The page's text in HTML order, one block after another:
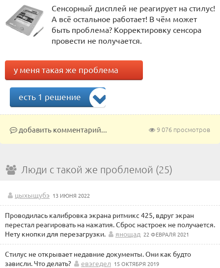
Сенсорный дисплей не реагирует на стилус!
А всё остальное работает! В чём может
быть проблема? Корректировку сенсора
провести не получается.
у меня такая же проблема
есть 1 решение
9 076 просмотров
добавить комментарий...
Люди с такой же проблемой (25)
цыхыщубэ 13 ИЮНЯ 2022
Проводилась калибровка экрана ритмикс 425, вдруг экран
перестал реагировать на нажатия. Сброс настроек не получается.
Нету кнопки для перезагрузки.
янощад 22 ФЕВРАЛЯ 2021
Стилус не открывает недавние документы. Они как будто
зависли. Что делать?
евэгедел 15 ОКТЯБРЯ 2019